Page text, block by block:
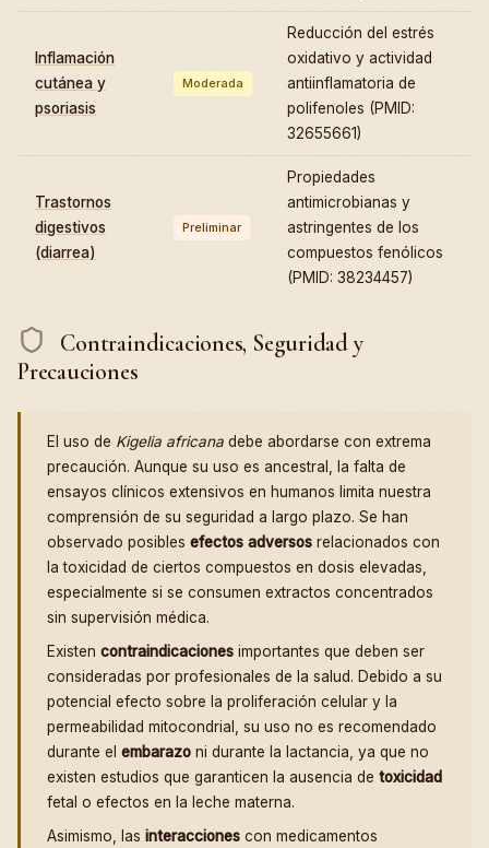
Inflamación
cutánea y
psoriasis
Moderada
Reducción del estrés
oxidativo y actividad
antiinflamatoria de
polifenoles (PMID:
32655661)
Trastornos
digestivos
(diarrea)
Preliminar
Propiedades
antimicrobianas y
astringentes de los
compuestos fenólicos
(PMID: 38234457)
Contraindicaciones, Seguridad y
Precauciones
El uso de Kigelia africana debe abordarse con extrema
precaución. Aunque su uso es ancestral, la falta de
ensayos clínicos extensivos en humanos limita nuestra
comprensión de su seguridad a largo plazo. Se han
observado posibles efectos adversos relacionados con
la toxicidad de ciertos compuestos en dosis elevadas,
especialmente si se consumen extractos concentrados
sin supervisión médica.
Existen contraindicaciones importantes que deben ser
consideradas por profesionales de la salud. Debido a su
potencial efecto sobre la proliferación celular y la
permeabilidad mitocondrial, su uso no es recomendado
durante el embarazo ni durante la lactancia, ya que no
existen estudios que garanticen la ausencia de toxicidad
fetal o efectos en la leche materna.
Asimismo, las interacciones con medicamentos